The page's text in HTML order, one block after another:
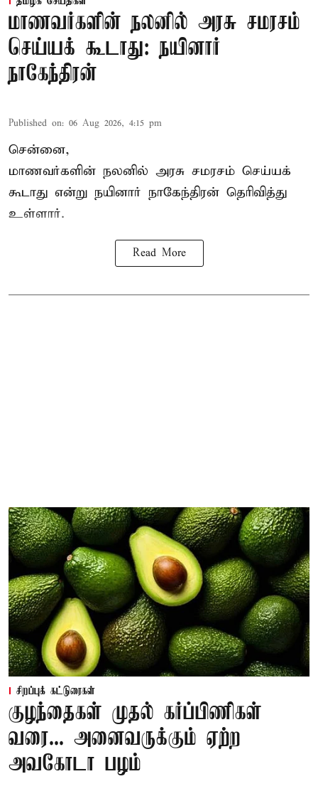
மாணவர்களின் நலனில் அரசு சமரசம்
செய்யக் கூடாது: நயினார்
நாகேந்திரன்
Published on: 06 Aug 2026, 4:15 pm
சென்னை,
மாணவர்களின் நலனில் அரசு சமரசம் செய்யக்
கூடாது என்று நயினார் நாகேந்திரன் தெரிவித்து
உள்ளார்.
Read More
சிறப்புக் கட்டுரைகள்
குழந்தைகள் முதல் கர்ப்பிணிகள்
வரை... அனைவருக்கும் ஏற்ற
அவகோடா பழம்